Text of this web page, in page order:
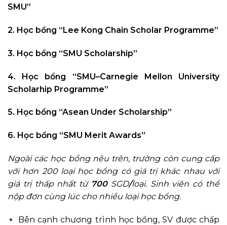
SMU”
2. Học bổng “Lee Kong Chain Scholar Programme”
3. Học bổng “SMU Scholarship”
4. Học bổng “SMU–Carnegie Mellon University
Scholarhip Programme”
5. Học bổng “Asean Under Scholarship”
6. Học bổng “SMU Merit Awards”
Ngoài các học bổng nêu trên, trường còn cung cấp
với hơn 200 loại học bổng có giá trị khác nhau với
giá trị thấp nhất từ 700 SGD/loại. Sinh viên có thể
nộp đơn cùng lúc cho nhiều loại học bổng.
Bên cạnh chương trình học bổng, SV được chấp